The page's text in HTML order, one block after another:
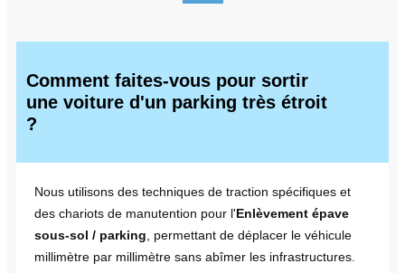
Comment faites-vous pour sortir
une voiture d'un parking très étroit
?
Nous utilisons des techniques de traction spécifiques et
des chariots de manutention pour l'Enlèvement épave
sous-sol / parking , permettant de déplacer le véhicule
millimètre par millimètre sans abîmer les infrastructures.